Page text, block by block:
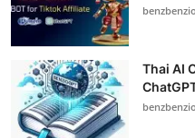
benzbenzio
Thai AI
benzbenzio